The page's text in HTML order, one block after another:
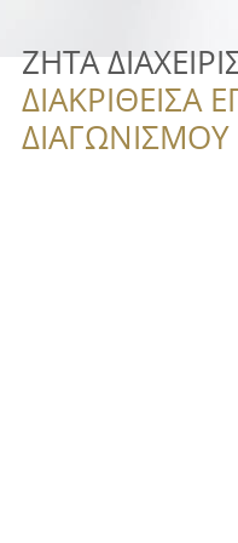
ΖΗΤΑ
ΔΙΑΚΡΙΘΕΙΣΑ
ΔΙΑΓΩΝΙΣΜΟΥ